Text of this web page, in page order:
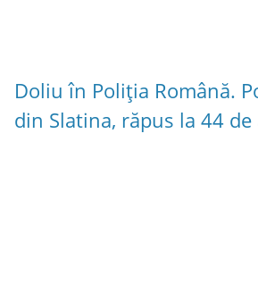
Doliu în Poliția Română.
din Slatina, răpus la 44 de